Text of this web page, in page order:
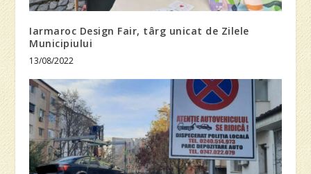
Iarmaroc Design Fair, târg unicat de Zilele
Municipiului
13/08/2022